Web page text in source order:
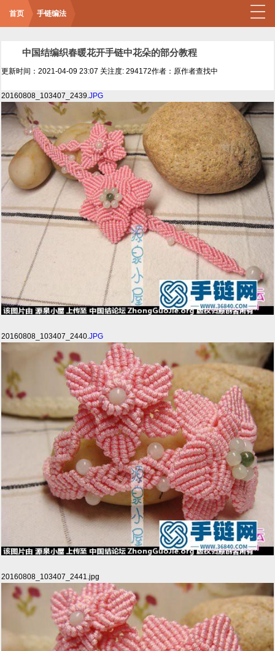
首页 手链编法
中国结编织春暖花开手链中花朵的部分教程
更新时间：2021-04-09 23:07 关注度: 294172作者：原作者查找中
20160808_103407_2439.JPG
20160808_103407_2440.JPG
20160808_103407_2441.jpg